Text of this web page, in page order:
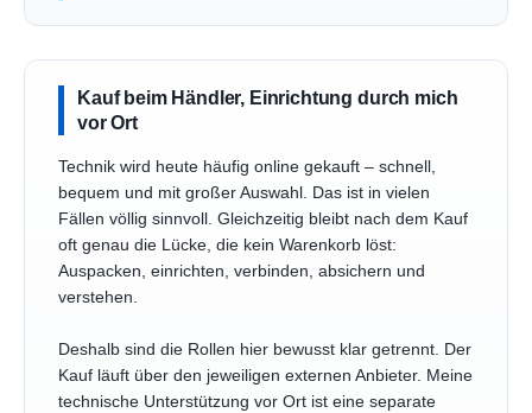
Kauf beim Händler, Einrichtung durch mich
vor Ort
Technik wird heute häufig online gekauft – schnell,
bequem und mit großer Auswahl. Das ist in vielen
Fällen völlig sinnvoll. Gleichzeitig bleibt nach dem Kauf
oft genau die Lücke, die kein Warenkorb löst:
Auspacken, einrichten, verbinden, absichern und
verstehen.
Deshalb sind die Rollen hier bewusst klar getrennt. Der
Kauf läuft über den jeweiligen externen Anbieter. Meine
technische Unterstützung vor Ort ist eine separate